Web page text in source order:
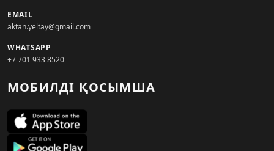
EMAIL
aktan.yeltay@gmail.com
WHATSAPP
+7 701 933 8520
МОБИЛДІ ҚОСЫМША